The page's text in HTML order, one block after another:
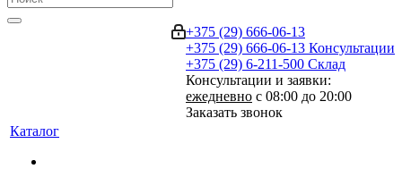
+375 (29) 666-06-13
+375 (29) 666-06-13 Консультации
+375 (29) 6-211-500 Склад
Консультации и заявки:
ежедневно с 08:00 до 20:00
Заказать звонок
Каталог